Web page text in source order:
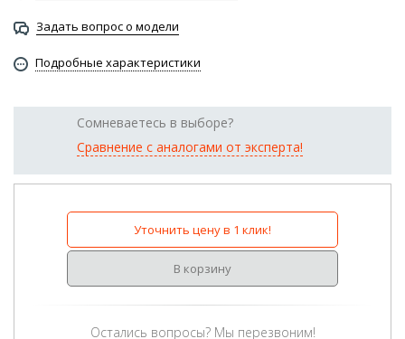
Задать вопрос о модели
Подробные характеристики
Сомневаетесь в выборе?
Сравнение с аналогами от эксперта!
Уточнить цену в 1 клик!
В корзину
Остались вопросы? Мы перезвоним!